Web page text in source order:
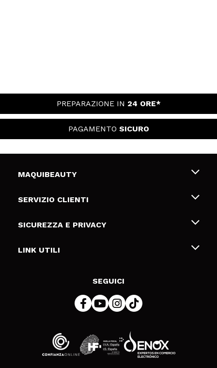
PREPARAZIONE IN 24 ORE*
PAGAMENTO SICURO
MAQUIBEAUTY
Chi siamo
Gift Cards
SERVIZIO CLIENTI
Spedizioni & Resi
Metodi di pagamamento
SICUREZZA E PRIVACY
Termini e condizioni
LINK UTILI
SEGUICI